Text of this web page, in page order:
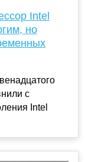
Intel
но
с
Intel